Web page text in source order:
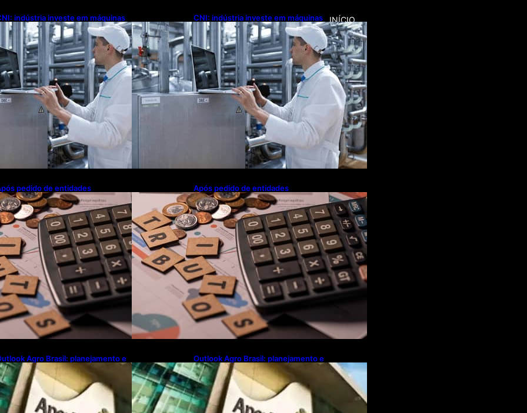
indústria investe em máquinas
novas, mas modernização
tecnológica avança lentamente
pedido de entidades
Receita flexibiliza
da Reforma Tributária
Agro Brasil: planejamento e
pautam debates sobre
do agronegócio
CNI: indústria investe em máquinas
novas, mas modernização
tecnológica avança lentamente
Após pedido de entidades
empresariais, Receita flexibiliza
regras da Reforma Tributária
Outlook Agro Brasil: planejamento e
inovação pautam debates sobre
futuro do agronegócio
INÍCIO